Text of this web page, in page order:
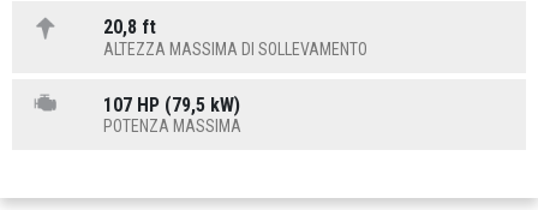
20,8 ft
ALTEZZA MASSIMA DI SOLLEVAMENTO
107 HP (79,5 kW)
POTENZA MASSIMA